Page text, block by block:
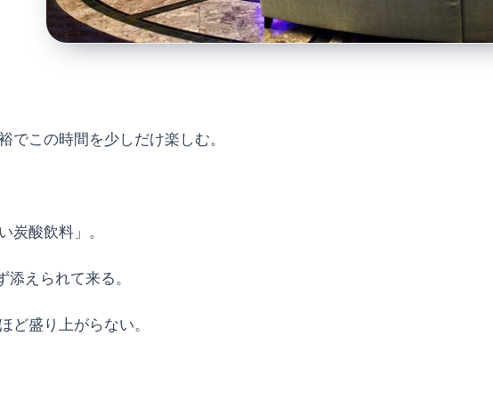
でこの時間を少しだけ楽しむ。
炭酸飲料」。
えられて来る。
ど盛り上がらない。